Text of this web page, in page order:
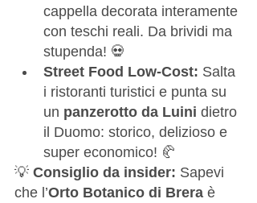
cappella decorata interamente
con teschi reali. Da brividi ma
stupenda! 💀
Street Food Low-Cost: Salta
i ristoranti turistici e punta su
un panzerotto da Luini dietro
il Duomo: storico, delizioso e
super economico! 🥐
💡 Consiglio da insider: Sapevi
che l’Orto Botanico di Brera è